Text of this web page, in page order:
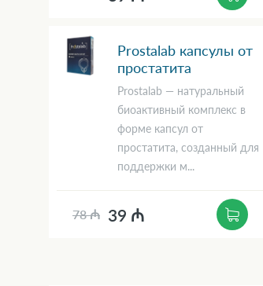
Prostalab капсулы от
простатита
Prostalab — натуральный
биоактивный комплекс в
форме капсул от
простатита, созданный для
поддержки м...
78 ₼ 39 ₼